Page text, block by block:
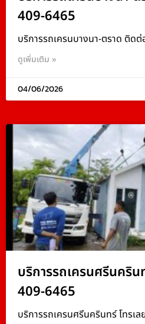
409-6465
บริการรถเครนบางนา-ตราด ติดต่
ดูเพิ่มเติม »
04/06/2026
บริการรถเครนศรีนคริน
409-6465
บริการรถเครนศรีนครินทร์ โทรเ